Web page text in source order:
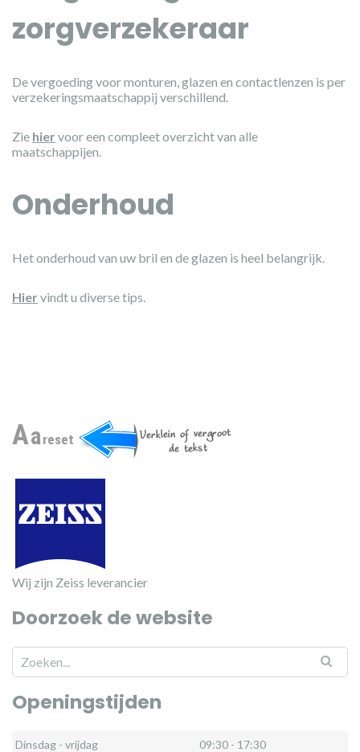
zorgverzekeraar
De vergoeding voor monturen, glazen en contactlenzen is per
verzekeringsmaatschappij verschillend.
Zie hier voor een compleet overzicht van alle
maatschappijen.
Onderhoud
Het onderhoud van uw bril en de glazen is heel belangrijk.
Hier vindt u diverse tips.
Aareset
Wij zijn Zeiss leverancier
Doorzoek de website
Openingstijden
Dinsdag - vrijdag
09:30 - 17:30